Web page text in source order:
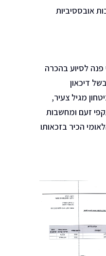
אובססיביות
פנה לסיוע בהכרה
דיכאון
מגיל צעיר,
זעם ומחשבות
הכיר בזכאותו